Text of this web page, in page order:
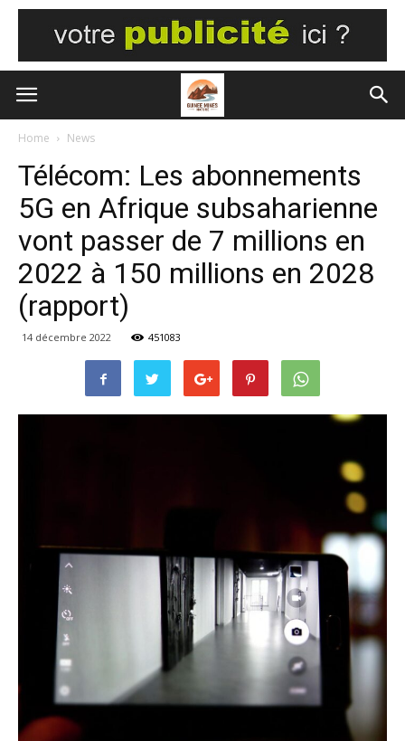
Home News
Télécom: Les abonnements
5G en Afrique subsaharienne
vont passer de 7 millions en
2022 à 150 millions en 2028
(rapport)
14 décembre 2022 451083